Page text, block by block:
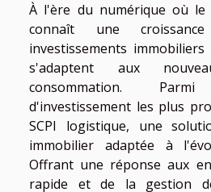
À l'ère du numérique où le
connaît une
investissements
s'adaptent aux
consommation.
d'investissement les plus
SCPI logistique, une
immobilier adaptée à
Offrant une réponse aux
rapide et de la gestion